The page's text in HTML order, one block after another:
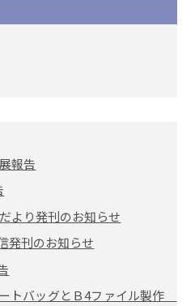
報告
より発刊のお知らせ
発刊のお知らせ
トバッグとＢ4ファイル製作